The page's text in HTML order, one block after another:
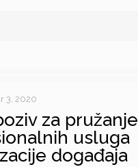
3, 2020
za pružanje
usluga
događaja